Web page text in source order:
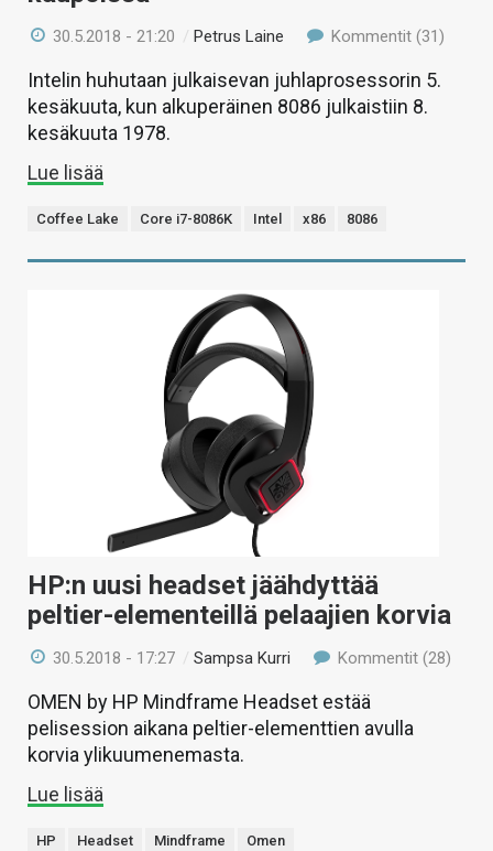
30.5.2018 - 21:20 /Petrus Laine Kommentit (31)
Intelin huhutaan julkaisevan juhlaprosessorin 5.
kesäkuuta, kun alkuperäinen 8086 julkaistiin 8.
kesäkuuta 1978.
Lue lisää
Coffee Lake Core i7-8086K Intel x86 8086
HP:n uusi headset jäähdyttää
peltier-elementeillä pelaajien korvia
30.5.2018 - 17:27 /Sampsa Kurri Kommentit (28)
OMEN by HP Mindframe Headset estää
pelisession aikana peltier-elementtien avulla
korvia ylikuumenemasta.
Lue lisää
HP Headset Mindframe Omen